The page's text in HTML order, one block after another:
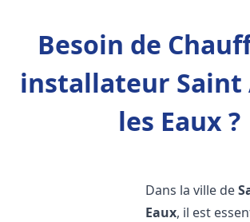
Besoin de
installateur Saint
les Eaux ?
Dans la ville de
Eaux, il est